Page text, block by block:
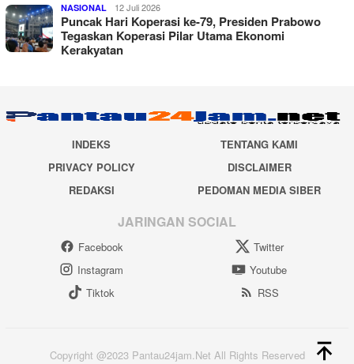
NASIONAL 12 Juli 2026
Puncak Hari Koperasi ke-79, Presiden Prabowo
Tegaskan Koperasi Pilar Utama Ekonomi
Kerakyatan
INDEKS
TENTANG KAMI
PRIVACY POLICY
DISCLAIMER
REDAKSI
PEDOMAN MEDIA SIBER
JARINGAN SOCIAL
Facebook
Twitter
Instagram
Youtube
Tiktok
RSS
Copyright @2023 Pantau24jam.Net All Rights Reserved